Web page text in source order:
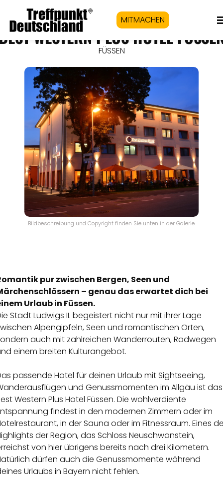
MITMACHEN
WESTERN PLUS HOTEL
FÜSSEN
Bildbeschreibung und Copyright finden Sie unten in der Galerie.
pur zwischen Bergen, Seen und
– genau das erwartet dich bei
Urlaub in Füssen.
Stadt Ludwigs II. begeistert nicht nur mit ihrer Lage
Alpengipfeln, Seen und romantischen Orten,
auch mit zahlreichen Wanderrouten, Radwegen
einem breiten Kulturangebot.
passende Hotel für deinen Urlaub mit Sightseeing,
und Genussmomenten im Allgäu ist das
Western Plus Hotel Füssen. Die wohlverdiente
findest in den modernen Zimmern oder im
in der Sauna oder im Fitnessraum. Eines
der Region, das Schloss Neuschwanstein,
von hier übrigens bereits nach drei Kilometern.
dürfen auch die Genussmomente während
Urlaubs in Bayern nicht fehlen.